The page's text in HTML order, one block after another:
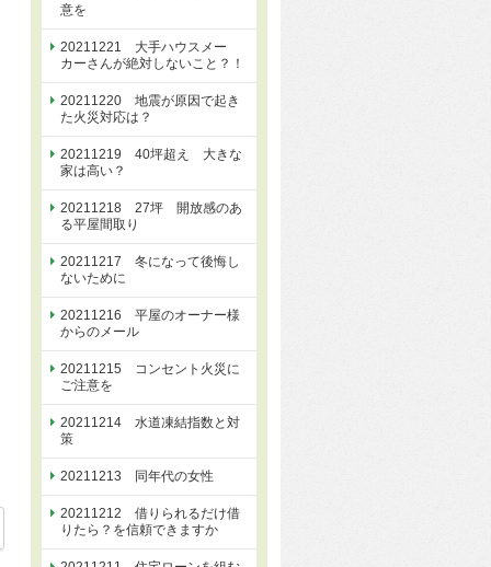
意を
20211221 大手ハウスメー
カーさんが絶対しないこと？！
20211220 地震が原因で起き
た火災対応は？
20211219 40坪超え 大きな
家は高い？
20211218 27坪 開放感のあ
る平屋間取り
20211217 冬になって後悔し
ないために
20211216 平屋のオーナー様
からのメール
20211215 コンセント火災に
ご注意を
20211214 水道凍結指数と対
策
20211213 同年代の女性
20211212 借りられるだけ借
りたら？を信頼できますか